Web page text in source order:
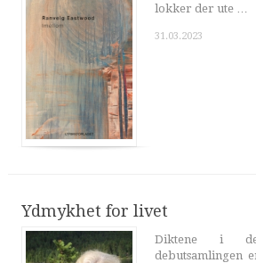
lokker der ute …
31.03.2023
Ydmykhet for livet
Diktene i
debutsamlingen